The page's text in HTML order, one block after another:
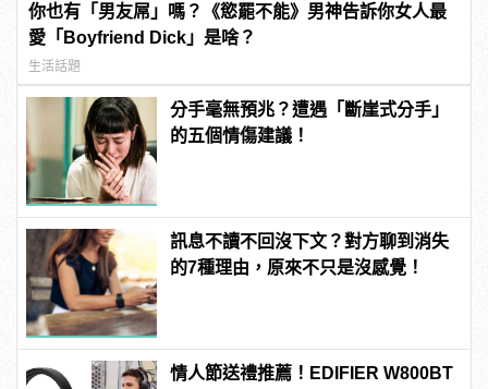
你也有「男友屌」嗎？《慾罷不能》男神告訴你女人最
愛「Boyfriend Dick」是啥？
生活話題
分手毫無預兆？遭遇「斷崖式分手」
的五個情傷建議！
訊息不讀不回沒下文？對方聊到消失
的7種理由，原來不只是沒感覺！
情人節送禮推薦！EDIFIER W800BT